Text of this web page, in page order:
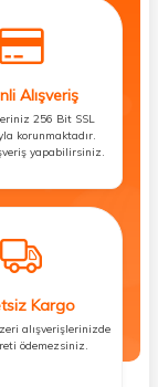
Alışveriş
256 Bit SSL
korunmaktadır.
yapabilirsiniz.
Kargo
alışverişlerinizde
ödemezsiniz.